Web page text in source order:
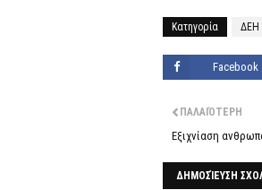
Κατηγορία ΔΕΗ
Facebook
ΠΑΛΑΙΌΤΕΡΗ
Εξιχνίαση
ΔΗΜΟΣΊΕΥΣΗ